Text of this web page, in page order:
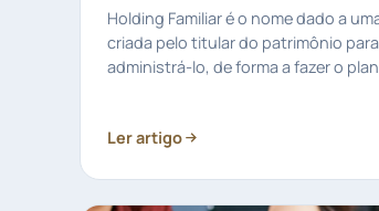
Holding Familiar é o nome dado a
criada pelo titular do patrimônio
administrá-lo, de forma a fazer o
Ler artigo